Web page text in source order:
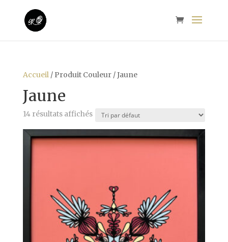
Accueil/ Produit Couleur / Jaune
Jaune
14 résultats affichés